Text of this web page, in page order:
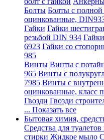
Болты Болты с полной
оцинкованные,
Гайки Гайки
резьбой DIN 934
6923 Гайки со
985
Винты Винты с
965 Винты с
7985 Винты с
оцинкованные, класс
Гвозди Гвозди
... Показать все
Бытовая химия,
Средства для
стирки Жидкое мыло